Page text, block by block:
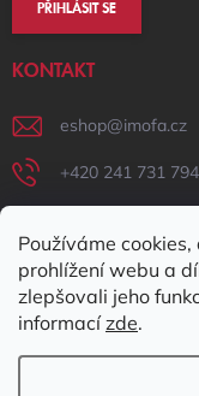
Používáme
prohlížení webu a
zlepšovali jeho
informacízde.
PŘIHLÁSIT SE
KONTAKT
eshop@imofa.cz
+420 241 731 794
IMOFA Facebook
imofa_s.r.o